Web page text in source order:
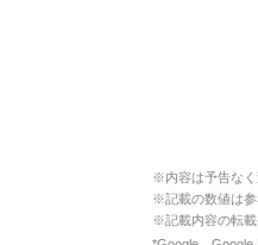
※内容は予告な
※記載の数値は
※記載内容の転